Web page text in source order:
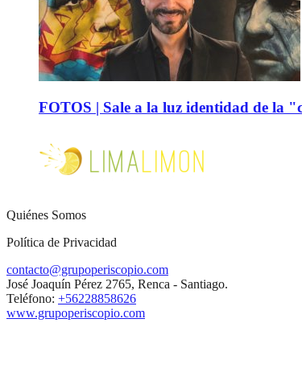
FOTOS | Sale a la luz identidad de la
Quiénes Somos
Política de Privacidad
contacto@grupoperiscopio.com
José Joaquín Pérez 2765, Renca - Santiago.
Teléfono: +56228858626
www.grupoperiscopio.com